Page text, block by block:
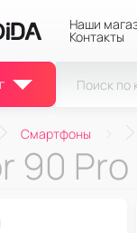
Наши
Контакты
Смартфоны
90 Pro